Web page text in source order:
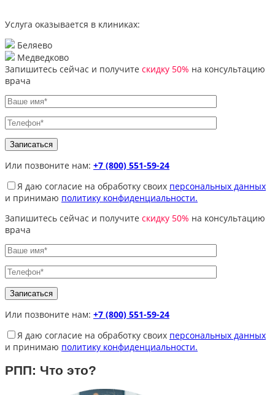
Услуга оказывается в клиниках:
Беляево
Медведково
Запишитесь сейчас и получите скидку 50% на консультацию
врача
Или позвоните нам: +7 (800) 551-59-24
Я даю согласие на обработку своих персональных данных
и принимаю политику конфиденциальности.
Запишитесь сейчас и получите скидку 50% на консультацию
врача
Или позвоните нам: +7 (800) 551-59-24
Я даю согласие на обработку своих персональных данных
и принимаю политику конфиденциальности.
РПП: Что это?